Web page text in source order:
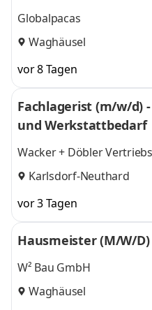
Globalpacas
Waghäusel
vor 8 Tagen
Fachlagerist (m/w/d)
und Werkstattbedarf
Wacker + Döbler
Karlsdorf-Neuthard
vor 3 Tagen
Hausmeister (M/W/D)
W² Bau GmbH
Waghäusel